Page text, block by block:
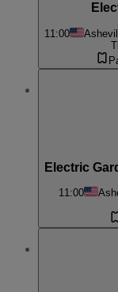
11:00
Electric
11:00